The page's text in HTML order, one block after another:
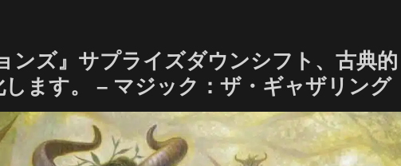
ンズ』サプライズダウンシフト、古典的
ます。 – マジック：ザ・ギャザリング